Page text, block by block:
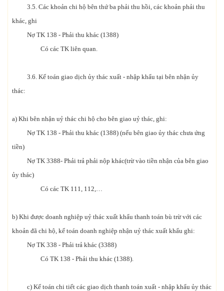
3.5. Các khoản chi hộ bên thứ ba phải thu hồi, các khoản phải thu
khác, ghi
Nợ TK 138 - Phải thu khác (1388)
Có các TK liên quan.
3.6. Kế toán giao dịch ủy thác xuất - nhập khẩu tại bên nhận ủy
thác:
a) Khi bên nhận uỷ thác chi hộ cho bên giao uỷ thác, ghi:
Nợ TK 138 - Phải thu khác (1388) (nếu bên giao ủy thác chưa ứng
tiền)
Nợ TK 3388- Phải trả phải nộp khác(trừ vào tiền nhận của bên giao
ủy thác)
Có các TK 111, 112,…
b) Khi được doanh nghiệp uỷ thác xuất khẩu thanh toán bù trừ với các
khoản đã chi hộ, kế toán doanh nghiệp nhận uỷ thác xuất khẩu ghi:
Nợ TK 338 - Phải trả khác (3388)
Có TK 138 - Phải thu khác (1388).
c) Kế toán chi tiết các giao dịch thanh toán xuất - nhập khẩu ủy thác